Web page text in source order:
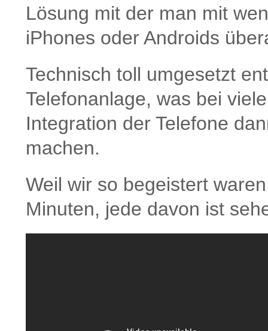
Lösung mit der man mit
iPhones oder Androids
Technisch toll umgesetzt
Telefonanlage, was bei
Integration der Telefone
machen.
Weil wir so begeistert
Minuten, jede davon ist